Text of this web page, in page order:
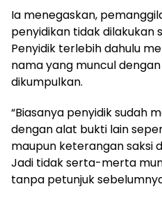
Ia menegaskan,
penyidikan tidak dilakukan
Penyidik terlebih dahulu
nama yang muncul
dikumpulkan.
“Biasanya penyidik sudah
dengan alat bukti lain
maupun keterangan saksi
Jadi tidak serta-merta
tanpa petunjuk